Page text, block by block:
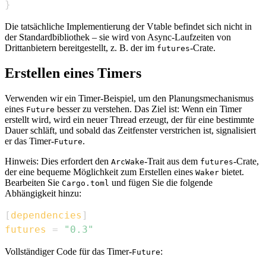
}
Die tatsächliche Implementierung der Vtable befindet sich nicht in
der Standardbibliothek – sie wird von Async-Laufzeiten von
Drittanbietern bereitgestellt, z. B. der im futures-Crate.
Erstellen eines Timers
Verwenden wir ein Timer-Beispiel, um den Planungsmechanismus
eines Future besser zu verstehen. Das Ziel ist: Wenn ein Timer
erstellt wird, wird ein neuer Thread erzeugt, der für eine bestimmte
Dauer schläft, und sobald das Zeitfenster verstrichen ist, signalisiert
er das Timer-Future.
Hinweis: Dies erfordert den ArcWake-Trait aus dem futures-Crate,
der eine bequeme Möglichkeit zum Erstellen eines Waker bietet.
Bearbeiten Sie Cargo.toml und fügen Sie die folgende
Abhängigkeit hinzu:
[ dependencies ]
futures
= "0.3"
Vollständiger Code für das Timer-Future: